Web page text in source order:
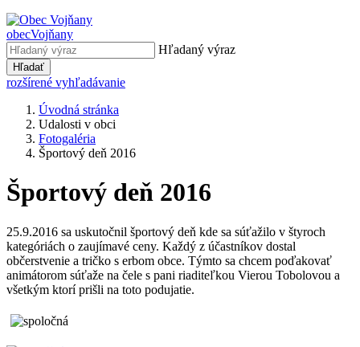
obecVojňany
Hľadaný výraz
Hľadať
rozšírené vyhľadávanie
Úvodná stránka
Udalosti v obci
Fotogaléria
Športový deň 2016
Športový deň 2016
25.9.2016 sa uskutočnil športový deň kde sa súťažilo v štyroch
kategóriách o zaujímavé ceny. Každý z účastníkov dostal
občerstvenie a tričko s erbom obce. Týmto sa chcem poďakovať
animátorom súťaže na čele s pani riaditeľkou Vierou Tobolovou a
všetkým ktorí prišli na toto podujatie.